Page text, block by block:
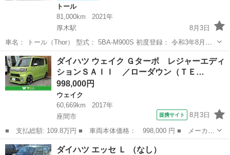
トール
81,000km
2021年
厚木駅
8月3日
車名： トール（Thor） 型式： 5BA-M900S 初度登録： 令和3年8月
（2021年） 走行距離： 81,588 km 排気量： 1,000 cc 駆動方式： 2WD
カラー： ブラック 乗車定員： 5...
神奈川 海老名市 厚木駅 トール
ダイハツ ウェイク Ｇターボ レジャーエディ
ションＳＡＩＩ ／ローダウン（ＴＥ…
998,000円
ウェイク
60,669km
2017年
座間市
提携サイト 8月3日
■ 支払総額: 109.8万円 ■ 車両本体価格： 998,000 円 ■ メーカー
名： ダイハツ ■ 車種名： ウェイク ■ グレード名： Ｇター
ボ レジャーエディションＳＡＩＩ ／ローダウン（ＴＥＩＮダウン
神奈川 座間市 ウェイク
ダイハツ エッセ Ｌ （なし）